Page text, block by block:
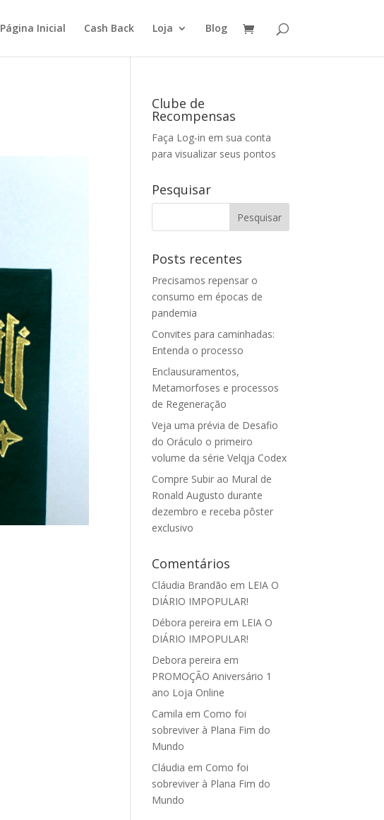
Página Inicial Cash Back Loja Blog
Clube de
Recompensas
Faça Log-in em sua conta
para visualizar seus pontos
Pesquisar
Posts recentes
Precisamos repensar o
consumo em épocas de
pandemia
Convites para caminhadas:
Entenda o processo
Enclausuramentos,
Metamorfoses e processos
de Regeneração
Veja uma prévia de Desafio
do Oráculo o primeiro
volume da série Velqja Codex
Compre Subir ao Mural de
Ronald Augusto durante
dezembro e receba pôster
exclusivo
Comentários
Cláudia Brandão em LEIA O
DIÁRIO IMPOPULAR!
Débora pereira em LEIA O
DIÁRIO IMPOPULAR!
Debora pereira em
PROMOÇÃO Aniversário 1
ano Loja Online
Camila em Como foi
sobreviver à Plana Fim do
Mundo
Cláudia em Como foi
sobreviver à Plana Fim do
Mundo